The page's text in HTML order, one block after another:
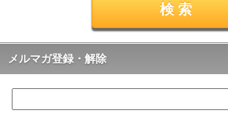
メルマガ登録・解除